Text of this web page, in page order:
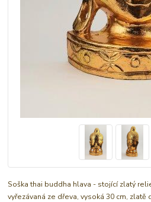
Soška thai buddha hlava - stojící zlatý
vyřezávaná ze dřeva, vysoká 30 cm, zlatě